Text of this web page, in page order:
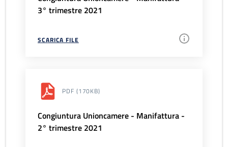
3° trimestre 2021
SCARICA FILE
PDF (170KB)
Congiuntura Unioncamere - Manifattura -
2° trimestre 2021